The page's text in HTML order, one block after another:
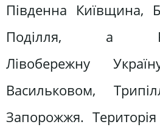
Південна Київщина,
Поділля, а
Лівобережну
Васильковом,
Запорожжя.